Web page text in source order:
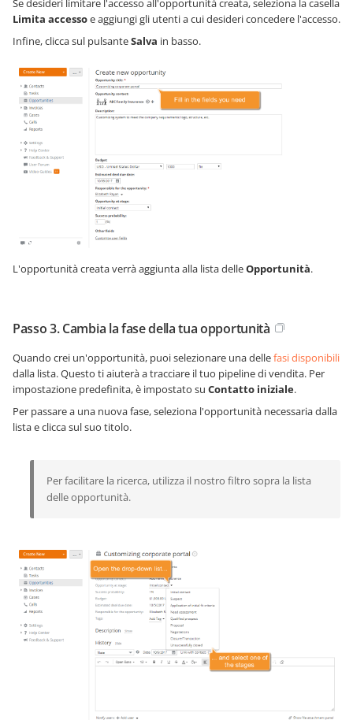
Limita accessoe aggiungi gli utenti a cui desideri concedere l'accesso.
Infine, clicca sul pulsanteSalva in basso.
L'opportunità creata verrà aggiunta alla lista delleOpportunità.
Passo 3. Cambia la fase della tua opportunità
Quando crei un'opportunità, puoi selezionare una dellefasi disponibili
dalla lista. Questo ti aiuterà a tracciare il tuo pipeline di vendita. Per
impostazione predefinita, è impostato su Contatto iniziale.
Per passare a una nuova fase, seleziona l'opportunità necessaria dalla
lista e clicca sul suo titolo.
Per facilitare la ricerca, utilizza il nostro filtro sopra la lista
delle opportunità.